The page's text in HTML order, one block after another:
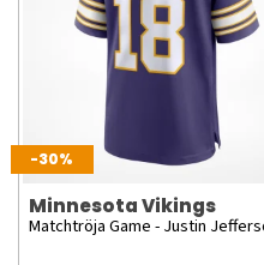
-30%
Minnesota Vikings
Matchtröja Game - Justin